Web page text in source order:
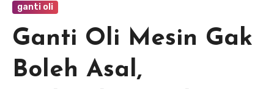
ganti oli
Ganti Oli Mesin Gak
Boleh Asal,